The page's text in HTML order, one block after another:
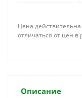
Цена
отличаться от цен
Описание